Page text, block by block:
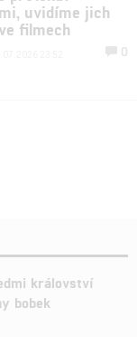
uvidíme jich
filmech
0
království
bobek